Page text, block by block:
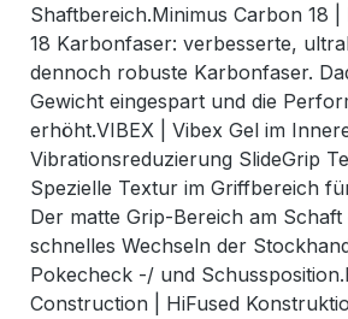
Shaftbereich.Minimus Carbon 18
18 Karbonfaser: verbesserte,
dennoch robuste Karbonfaser.
Gewicht eingespart und die
erhöht.VIBEX | Vibex Gel im
Vibrationsreduzierung SlideGrip
Spezielle Textur im Griffbereich
Der matte Grip-Bereich am
schnelles Wechseln der
Pokecheck -/ und
Construction | HiFused